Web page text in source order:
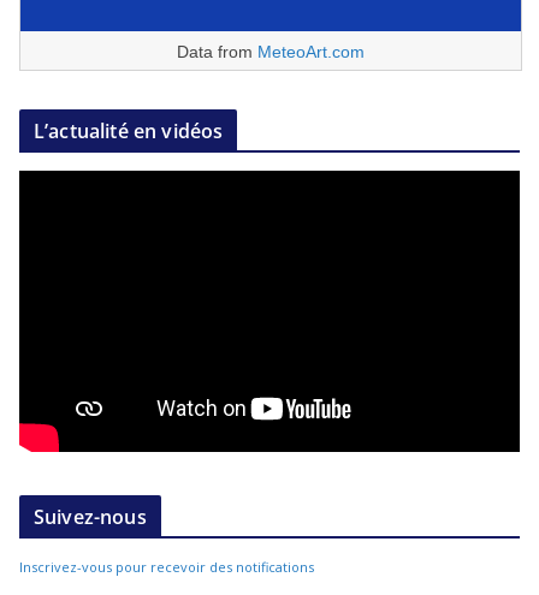
Data from MeteoArt.com
L’actualité en vidéos
Suivez-nous
Inscrivez-vous pour recevoir des notifications